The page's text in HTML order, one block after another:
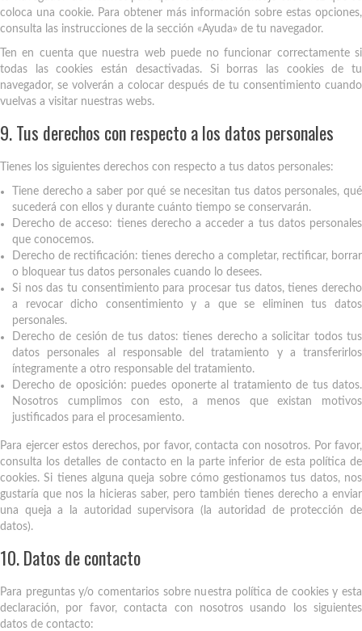
coloca una cookie. Para obtener más información sobre estas opciones,
consulta las instrucciones de la sección «Ayuda» de tu navegador.
Ten en cuenta que nuestra web puede no funcionar correctamente si
todas las cookies están desactivadas. Si borras las cookies de tu
navegador, se volverán a colocar después de tu consentimiento cuando
vuelvas a visitar nuestras webs.
9. Tus derechos con respecto a los datos personales
Tienes los siguientes derechos con respecto a tus datos personales:
Tiene derecho a saber por qué se necesitan tus datos personales, qué
sucederá con ellos y durante cuánto tiempo se conservarán.
Derecho de acceso: tienes derecho a acceder a tus datos personales
que conocemos.
Derecho de rectificación: tienes derecho a completar, rectificar, borrar
o bloquear tus datos personales cuando lo desees.
Si nos das tu consentimiento para procesar tus datos, tienes derecho
a revocar dicho consentimiento y a que se eliminen tus datos
personales.
Derecho de cesión de tus datos: tienes derecho a solicitar todos tus
datos personales al responsable del tratamiento y a transferirlos
íntegramente a otro responsable del tratamiento.
Derecho de oposición: puedes oponerte al tratamiento de tus datos.
Nosotros cumplimos con esto, a menos que existan motivos
justificados para el procesamiento.
Para ejercer estos derechos, por favor, contacta con nosotros. Por favor,
consulta los detalles de contacto en la parte inferior de esta política de
cookies. Si tienes alguna queja sobre cómo gestionamos tus datos, nos
gustaría que nos la hicieras saber, pero también tienes derecho a enviar
una queja a la autoridad supervisora (la autoridad de protección de
datos).
10. Datos de contacto
Para preguntas y/o comentarios sobre nuestra política de cookies y esta
declaración, por favor, contacta con nosotros usando los siguientes
datos de contacto: